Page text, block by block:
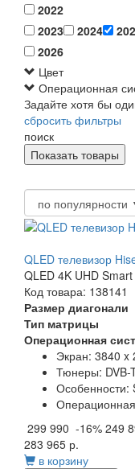
2022
2023
2024
2026
Цвет
Операционная
Задайте хотя бы
сбросить фильтры
поиск
QLED телевизор
QLED 4K UHD
Код товара: 138141
Размер диагонали
Тип матрицы
Операционная
Экран: 3840 x
Тюнеры: DVB-
Особенности:
299 990 -16% 249
283 965 р.
в корзину